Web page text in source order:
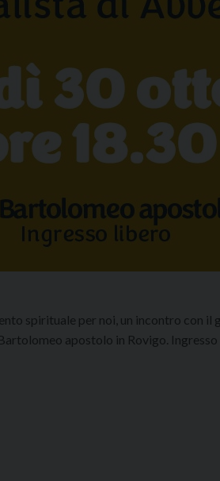
spirituale per noi, un incontro con
apostolo in Rovigo. Ingresso